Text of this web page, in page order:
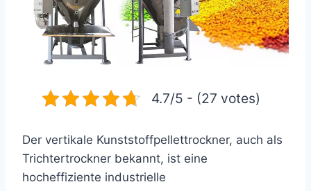
4.7/5 - (27 votes)
Der vertikale Kunststoffpellettrockner, auch als
Trichtertrockner bekannt, ist eine
hocheffiziente industrielle